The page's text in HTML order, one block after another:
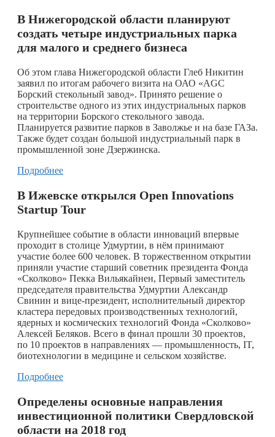
В Нижегородской области планируют
создать четыре индустриальных парка
для малого и среднего бизнеса
Об этом глава Нижегородской области Глеб Никитин
заявил по итогам рабочего визита на ОАО «AGC
Борский стекольный завод». Принято решение о
строительстве одного из этих индустриальных парков
на территории Борского стекольного завода.
Планируется развитие парков в Заволжье и на базе ГАЗа.
Также будет создан большой индустриальный парк в
промышленной зоне Дзержинска.
Подробнее
В Ижевске открылся Open Innovations
Startup Tour
Крупнейшее событие в области инноваций впервые
проходит в столице Удмуртии, в нём принимают
участие более 600 человек. В торжественном открытии
приняли участие старший советник президента Фонда
«Сколково» Пекка Вильякайнен, Первый заместитель
председателя правительства Удмуртии Александр
Свинин и вице-президент, исполнительный директор
кластера передовых производственных технологий,
ядерных и космических технологий Фонда «Сколково»
Алексей Беляков. Всего в финал прошли 30 проектов,
по 10 проектов в направлениях — промышленность, IT,
биотехнологии в медицине и сельском хозяйстве.
Подробнее
Определены основные направления
инвестиционной политики Свердловской
области на 2018 год